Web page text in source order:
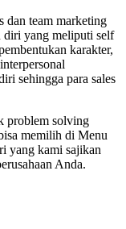
dan team marketing
diri yang meliputi self
karakter,
sehingga para sales
problem solving
memilih di Menu
yang kami sajikan
Anda.